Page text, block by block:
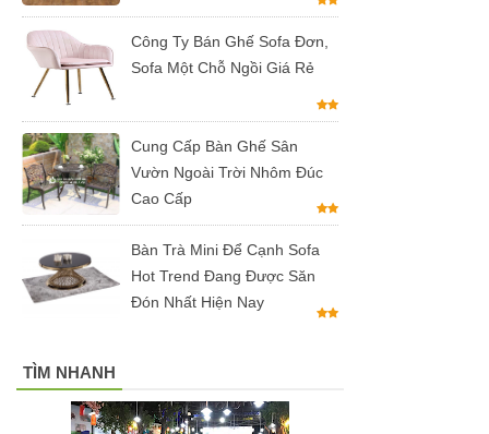
tại Tp.HCM
Bàn tròn
cafe tiếp
khách mặt
đá trắng,
đen, xám
thép sơn
trắng
Công Ty Bán Ghế Sofa Đơn,
Sofa Một Chỗ Ngồi Giá Rẻ
Cung Cấp Bàn Ghế Sân
Vườn Ngoài Trời Nhôm Đúc
Cao Cấp
Bàn Trà Mini Để Cạnh Sofa
Hot Trend Đang Được Săn
Đón Nhất Hiện Nay
TÌM NHANH